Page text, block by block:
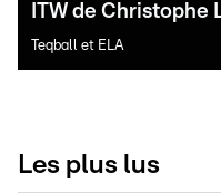
ITW de Christophe
Teqball et ELA
Les plus lus